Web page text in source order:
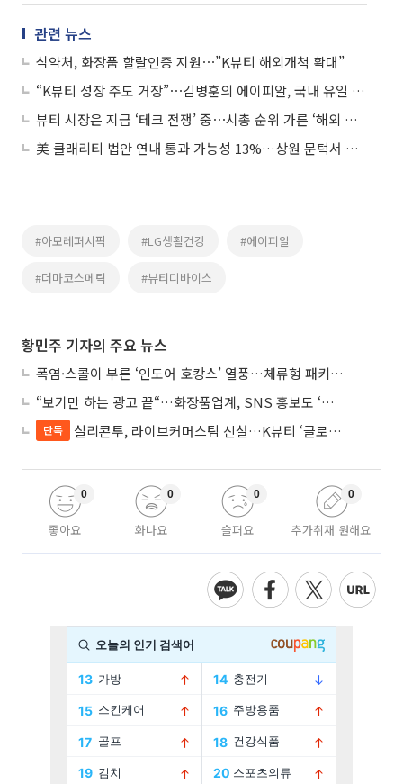
관련 뉴스
식약처, 화장품 할랄인증 지원⋯”K뷰티 해외개척 확대”
“K뷰티 성장 주도 거장”⋯김병훈의 에이피알, 국내 유일 타임 ‘100대 기업’ 선정
뷰티 시장은 지금 ‘테크 전쟁’ 중⋯시총 순위 가른 ‘해외 확장·디바이스 기술력’
美 클래리티 법안 연내 통과 가능성 13%…상원 문턱서 제동
#아모레퍼시픽 #LG생활건강 #에이피알
#더마코스메틱 #뷰티디바이스
황민주 기자의 주요 뉴스
폭염·스콜이 부른 ‘인도어 호캉스’ 열풍…체류형 패키지 뜬다
“보기만 하는 광고 끝“…화장품업계, SNS 홍보도 ‘참여형 콘텐츠’로 변모
단독 실리콘투, 라이브커머스팀 신설…K뷰티 ‘글로벌 판매망’ 확대
좋아요
0
화나요
0
슬퍼요
0
추가취재 원해요
0